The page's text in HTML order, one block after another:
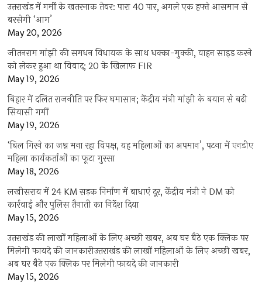
उत्तराखंड में गर्मी के खतरनाक तेवर: पारा 40 पार, अगले एक हफ्ते आसमान से
बरसेगी ‘आग’
May 20, 2026
जीतनराम मांझी की समधन विधायक के साथ धक्का-मुक्की, वाहन साइड करने
को लेकर हुआ था विवाद; 20 के खिलाफ FIR
May 19, 2026
बिहार में दलित राजनीति पर फिर घमासान; केंद्रीय मंत्री मांझी के बयान से बढ़ी
सियासी गर्मी
May 19, 2026
‘बिल गिरने का जश्न मना रहा विपक्ष, यह महिलाओं का अपमान’, पटना में एनडीए
महिला कार्यकर्ताओं का फूटा गुस्सा
May 18, 2026
लखीसराय में 24 KM सड़क निर्माण में बाधाएं दूर, केंद्रीय मंत्री ने DM को
कार्रवाई और पुलिस तैनाती का निर्देश दिया
May 15, 2026
उत्तराखंड की लाखों महिलाओं के लिए अच्छी खबर, अब घर बैठे एक क्लिक पर
मिलेगी फायदे की जानकारीउत्तराखंड की लाखों महिलाओं के लिए अच्छी खबर,
अब घर बैठे एक क्लिक पर मिलेगी फायदे की जानकारी
May 15, 2026